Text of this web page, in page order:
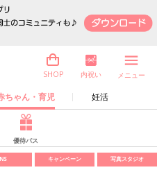
ちゃん・育児 妊活
SHOP 内祝い メニュー
優待パス
キャンペーン 写真スタジオ